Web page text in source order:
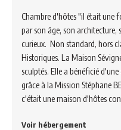
Chambre d'hôtes "il était une
par son âge, son architecture,
curieux. Non standard, hors
Historiques. La Maison
sculptés. Elle a bénéficié
grâce à la Mission Stéphane
c'était une maison d'hôtes
Voir hébergement